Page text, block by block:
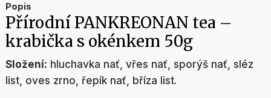
Popis
Přírodní PANKREONAN tea –
krabička s okénkem 50g
Složení: hluchavka nať, vřes nať, sporýš nať, sléz
list, oves zrno, řepík nať, bříza list.